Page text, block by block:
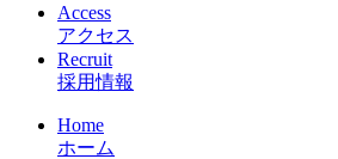
Access
アクセス
Recruit
採用情報
Home
ホーム